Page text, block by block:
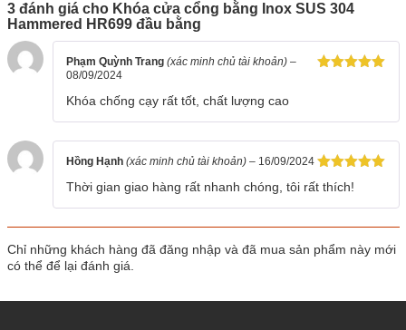
3 đánh giá cho Khóa cửa cổng bằng Inox SUS 304
Hammered HR699 đầu bằng
Phạm Quỳnh Trang (xác minh chủ tài khoản) –
08/09/2024
Khóa chống cạy rất tốt, chất lượng cao
Được xếp
hạng5
sao
Hồng Hạnh (xác minh chủ tài khoản) – 16/09/2024
Thời gian giao hàng rất nhanh chóng, tôi rất thích!
Chỉ những khách hàng đã đăng nhập và đã mua sản phẩm này mới
có thể để lại đánh giá.